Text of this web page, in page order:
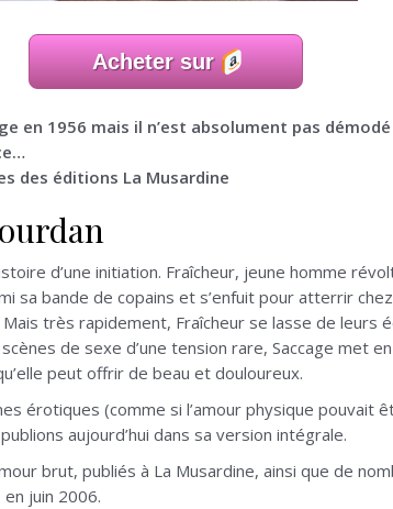
Acheter sur
en 1956 mais il n’est absolument pas
des éditions La Musardine
d’une initiation. Fraîcheur, jeune homme
sa bande de copains et s’enfuit pour atterrir
très rapidement, Fraîcheur se lasse de leurs
de sexe d’une tension rare, Saccage met
peut offrir de beau et douloureux.
érotiques (comme si l’amour physique pouvait
aujourd’hui dans sa version intégrale.
brut, publiés à La Musardine, ainsi que de
juin 2006.